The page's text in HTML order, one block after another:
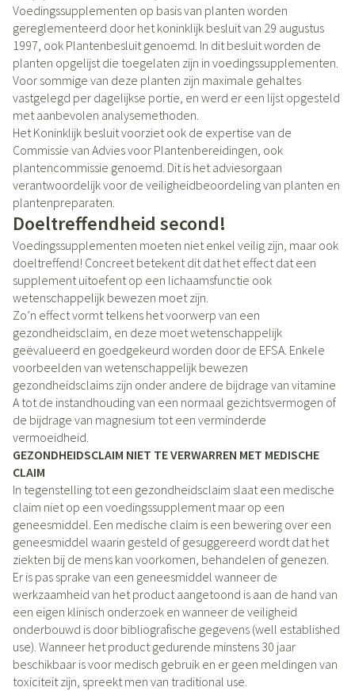
Voedingssupplementen op basis van planten worden
gereglementeerd door het koninklijk besluit van 29 augustus
1997, ook Plantenbesluit genoemd. In dit besluit worden de
planten opgelijst die toegelaten zijn in voedingssupplementen.
Voor sommige van deze planten zijn maximale gehaltes
vastgelegd per dagelijkse portie, en werd er een lijst opgesteld
met aanbevolen analysemethoden.
Het Koninklijk besluit voorziet ook de expertise van de
Commissie van Advies voor Plantenbereidingen, ook
plantencommissie genoemd. Dit is het adviesorgaan
verantwoordelijk voor de veiligheidbeoordeling van planten en
plantenpreparaten.
Doeltreffendheid second!
Voedingssupplementen moeten niet enkel veilig zijn, maar ook
doeltreffend! Concreet betekent dit dat het effect dat een
supplement uitoefent op een lichaamsfunctie ook
wetenschappelijk bewezen moet zijn.
Zo’n effect vormt telkens het voorwerp van een
gezondheidsclaim, en deze moet wetenschappelijk
geëvalueerd en goedgekeurd worden door de EFSA. Enkele
voorbeelden van wetenschappelijk bewezen
gezondheidsclaims zijn onder andere de bijdrage van vitamine
A tot de instandhouding van een normaal gezichtsvermogen of
de bijdrage van magnesium tot een verminderde
vermoeidheid.
GEZONDHEIDSCLAIM NIET TE VERWARREN MET MEDISCHE
CLAIM
In tegenstelling tot een gezondheidsclaim slaat een medische
claim niet op een voedingssupplement maar op een
geneesmiddel. Een medische claim is een bewering over een
geneesmiddel waarin gesteld of gesuggereerd wordt dat het
ziekten bij de mens kan voorkomen, behandelen of genezen.
Er is pas sprake van een geneesmiddel wanneer de
werkzaamheid van het product aangetoond is aan de hand van
een eigen klinisch onderzoek en wanneer de veiligheid
onderbouwd is door bibliografische gegevens (well established
use). Wanneer het product gedurende minstens 30 jaar
beschikbaar is voor medisch gebruik en er geen meldingen van
toxiciteit zijn, spreekt men van traditional use.